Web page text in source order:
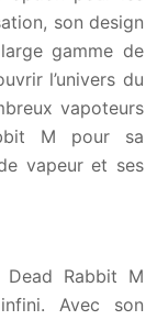
son design
gamme de
l’univers du
vapoteurs
M pour sa
vapeur et ses
Dead Rabbit M
Avec son